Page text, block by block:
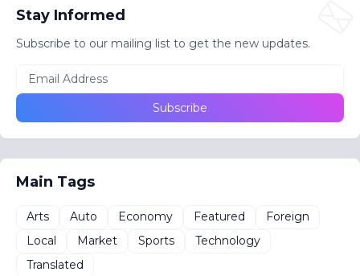
Stay Informed
Subscribe to our mailing list to get the new updates.
Main Tags
Arts Auto Economy Featured
Foreign
Local
Market Sports
Technology
Translated